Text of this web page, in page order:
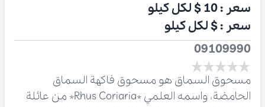
سعر :
لكل كيلو
سعر :$لكل كيلو
09109990
مسحوق السماق هو مسحوق فاكهة السماق
الحامضة، واسمه العلمي *Rhus Coriaria* من عائلة